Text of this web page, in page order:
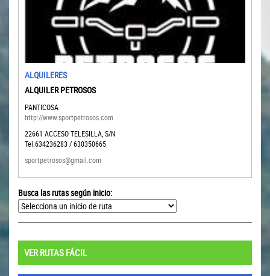
ALQUILERES
ALQUILER PETROSOS
PANTICOSA
http://www.sportpetrosos.com
22661 ACCESO TELESILLA, S/N
Tel.634236283 / 630350665
sportpetrosos@gmail.com
Busca las rutas según inicio:
VER RUTAS FÁCIL